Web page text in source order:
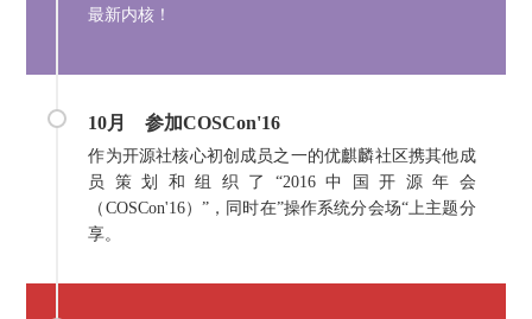
最新内核！
10月 参加COSCon'16
作为开源社核心初创成员之一的优麒麟社区携其他成
员策划和组织了“2016中国开源年会
（COSCon'16）”，同时在”操作系统分会场“上主题分
享。